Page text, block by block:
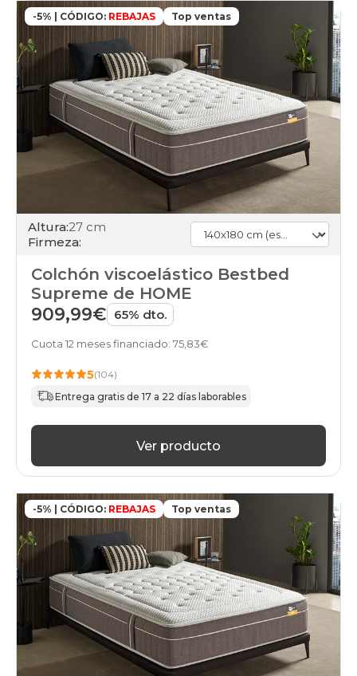
-5% | CÓDIGO: REBAJAS Top ventas
Altura:27 cm
Firmeza:
Colchón viscoelástico Bestbed
Supreme de HOME
909,99€ 65% dto.
Cuota 12 meses financiado: 75,83€
5(104)
Entrega gratis de 17 a 22 días laborables
Ver producto
-5% | CÓDIGO: REBAJAS Top ventas